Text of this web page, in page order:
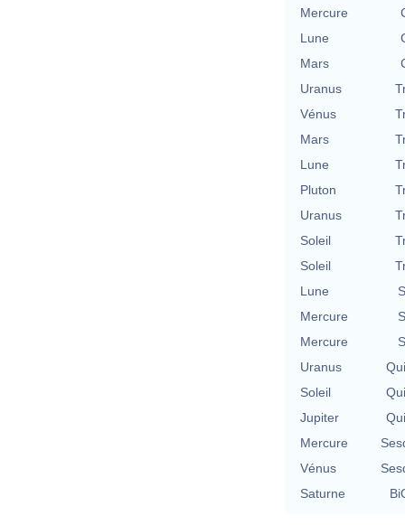
Mercure
Lune
Mars
Uranus
Vénus
Mars
Lune
Pluton
Uranus
Soleil
Soleil
Lune
Mercure
Mercure
Uranus
Soleil
Jupiter
Mercure
Vénus
Saturne